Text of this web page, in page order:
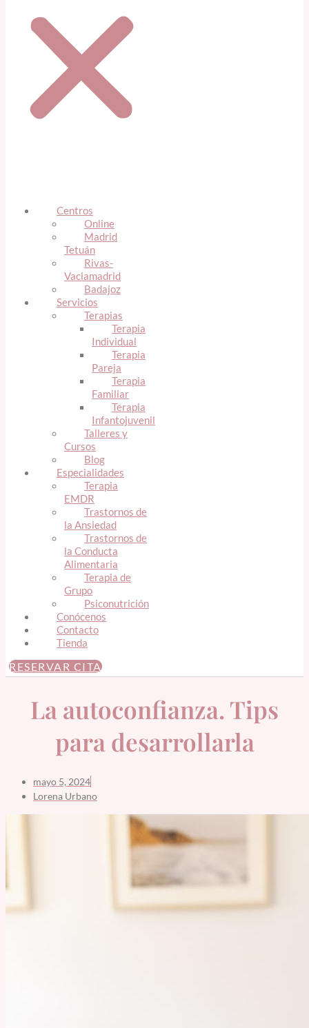
Centros
Online
Madrid
Tetuán
Rivas-
Vaciamadrid
Badajoz
Servicios
Terapias
Terapia
Individual
Terapia
Pareja
Terapia
Familiar
Terapia
Infantojuvenil
Talleres y
Cursos
Blog
Especialidades
Terapia
EMDR
Trastornos de
la Ansiedad
Trastornos de
la Conducta
Alimentaria
Terapia de
Grupo
Psiconutrición
Conócenos
Contacto
Tienda
RESERVAR CITA
La autoconfianza. Tips
para desarrollarla
mayo 5, 2024
Lorena Urbano